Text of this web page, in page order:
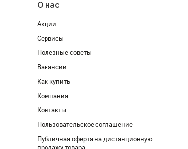
О нас
Акции
Сервисы
Полезные советы
Вакансии
Как купить
Компания
Контакты
Пользовательское соглашение
Публичная оферта на дистанционную
продажу товара